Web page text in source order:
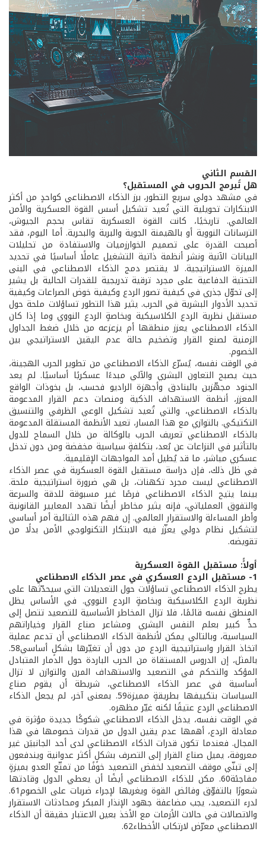
القسم الثاني
هل تُبرمج الحروب في المستقبل؟
في مشهد دولي سريع التطور، برز الذكاء الاصطناعي كواحدٍ من أكثر
الابتكارات تحويلية التي تُعيد تشكيل أسس القوة العسكرية والأمن
العالمي. تاريخيًا، كانت القوة العسكرية تقاس بحجم الجيوش،
الترسانات النووية أو بالهيمنة الجوية والبرية والبحرية. أما اليوم، فقد
أصبحت القدرة على تصميم الخوارزميات والاستفادة من تحليلات
البيانات الآنية ونشر أنظمة ذاتية التشغيل عاملًا أساسيًا في تحديد
الميزة الاستراتيجية. لا يقتصر دمج الذكاء الاصطناعي في البنى
التحتية الدفاعية على مجرد ترقية تدريجية للقدرات الحالية بل يشير
إلى تحوّل جذري في كيفية تصور الردع وكيفية خوض الصراعات وكيفية
تحديد الأدوار البشرية في الحرب. يثير هذا التطور تساؤلات ملحة حول
مستقبل نظرية الردع الكلاسيكية وبخاصةٍ الردع النووي وما إذا كان
الذكاء الاصطناعي يعزز منطقها أم يزعزعه من خلال ضغط الجداول
الزمنية لصنع القرار وتضخيم حالة عدم اليقين الاستراتيجي بين
الخصوم.
في الوقت نفسه، يُسرّع الذكاء الاصطناعي من تطوير الحرب الهجينة،
حيث يصبح التعاون البشري والآلي مبدءًا عسكريًا أساسيًا. لم يعد
الجنود مجهّزين بالبنادق وأجهزة الراديو فحسب، بل بخوذات الواقع
المعزز، أنظمة الاستهداف الذكية ومنصات دعم القرار المدعومة
بالذكاء الاصطناعي، والتي تُعيد تشكيل الوعي الظرفي والتنسيق
التكتيكي. بالتوازي مع هذا المسار، تعيد الأنظمة المستقلة المدعومة
بالذكاء الاصطناعي تعريف الحرب بالوكالة من خلال السماح للدول
بالتأثير في النزاعات عن بُعد، بتكلفةٍ سياسية مخفضة ومن دون تدخل
عسكري مباشر، ما قد يُطيل أمد المواجهات الإقليمية.
في ظل ذلك، فإن دراسة مستقبل القوة العسكرية في عصر الذكاء
الاصطناعي ليست مجرد تكهنات، بل هي ضرورة استراتيجية ملحة.
بينما يتيح الذكاء الاصطناعي فرصًا غير مسبوقة للدقة والسرعة
والتفوق العملياتي، فإنه يثير مخاطر أيضًا تهدد المعايير القانونية
وأطر المساءلة والاستقرار العالمي. إن فهم هذه الثنائية أمر أساسي
لتشكيل نظام دولي يعزّز فيه الابتكار التكنولوجي الأمن بدلًا من
تقويضه.
أولاًً: مستقبل القوة العسكرية
1- مستقبل الردع العسكري في عصر الذكاء الاصطناعي
يطرح الذكاء الاصطناعي تساؤلات حول التعديلات التي سيحدّثها على
نظرية الردع الكلاسيكية وبخاصةٍ الردع النووي. في الأساس يظل
المنطق نفسه قائمًا، فلا تزال المخاطر الأساسية للتصعيد تتصل إلى
حدٍّ كبير بعلم النفس البشري ومشاعر صناع القرار وخياراتهم
السياسية، وبالتالي يمكن لأنظمة الذكاء الاصطناعي أن تدعم عملية
اتخاذ القرار واستراتيجية الردع من دون أن تغيّرها بشكلٍ أساسي58.
بالمثل، إن الدروس المستقاة من الحرب الباردة حول الدمار المتبادل
المؤكد والتحكم في التصعيد والاستهداف المرن والتوازن لا تزال
أساسية في عصر الذكاء الاصطناعي، شريطة أن يقوم صناع
السياسات بتكييفها بطريقةٍ مميزة59. بمعنى آخر، لم يجعل الذكاء
الاصطناعي الردع عتيقًا لكنه غيّر مظهره.
في الوقت نفسه، يدخل الذكاء الاصطناعي شكوكًا جديدة مؤثرة في
معادلة الردع، أهمها عدم يقين الدول من قدرات خصومها في هذا
المجال. فعندما تكون قدرات الذكاء الاصطناعي لدى أحد الجانبيَن غير
معروفة، يميل صناع القرار إلى التصرف بشكلٍ أكثر عدوانية ويندفعون
إلى تبنّي موقف التصعيد لخفض التصعيد خوفًا من تمتّع العدو بميزةٍ
مفاجئة60. مكن للذكاء الاصطناعي أيضًا أن يعطي الدول وقادتها
شعورًا بالتفوّق وفائض القوة ويغريها لإجراء ضربات على الخصوم61.
لدرء التصعيد، يجب مضاعفة جهود الإنذار المبكر ومحادثات الاستقرار
والاتصالات في حالات الأزمات مع الأخذ بعين الاعتبار حقيقة أن الذكاء
الاصطناعي معرّض لارتكاب الأخطاء62.